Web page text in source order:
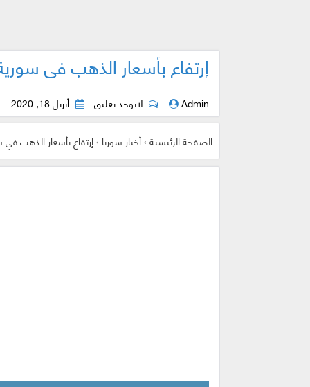
إرتفاع بأسعار الذهب في
Admin لايوجد تعليق أبريل 18, 2020
الصفحة الرئيسية›أخبار سوريا›إرتفاع بأسعار الذهب